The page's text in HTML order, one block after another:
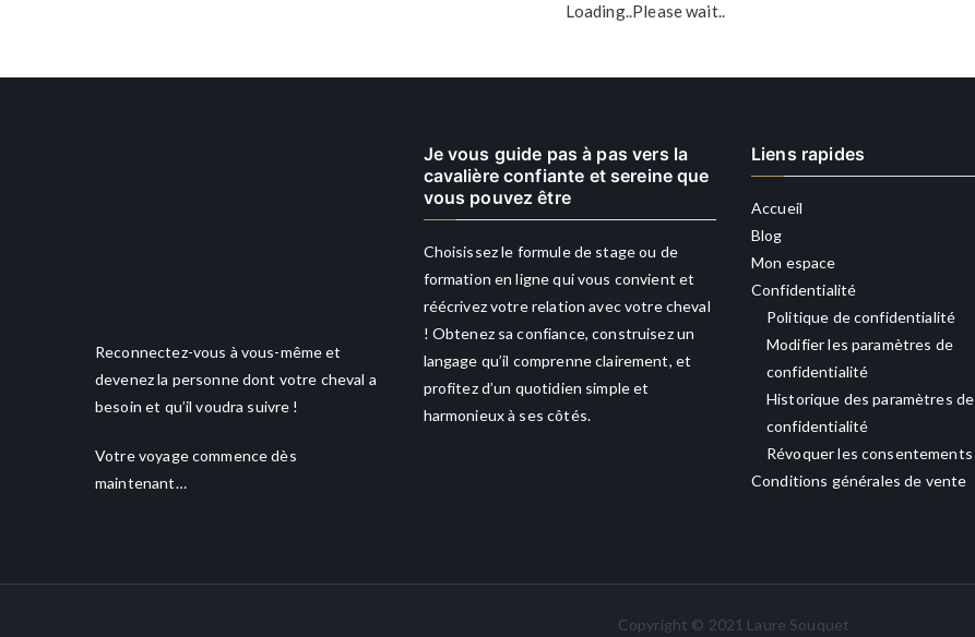
Loading..Please wait..
Reconnectez-vous à vous-même et
devenez la personne dont votre cheval a
besoin et qu’il voudra suivre !
Votre voyage commence dès
maintenant…
Je vous guide pas à pas vers la
cavalière confiante et sereine que
vous pouvez être
Choisissez le formule de stage ou de
formation en ligne qui vous convient et
réécrivez votre relation avec votre cheval
! Obtenez sa confiance, construisez un
langage qu’il comprenne clairement, et
profitez d’un quotidien simple et
harmonieux à ses côtés.
Liens rapides
Accueil
Blog
Mon espace
Confidentialité
Politique de confidentialité
Modifier les paramètres de
confidentialité
Historique des paramètres de
confidentialité
Révoquer les consentements
Conditions générales de vente
Copyright © 2021 Laure Souquet